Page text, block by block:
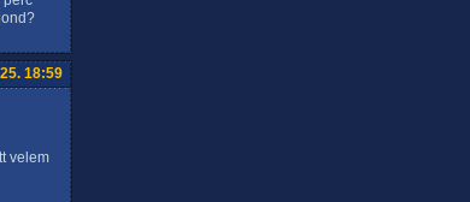
18:59
velem